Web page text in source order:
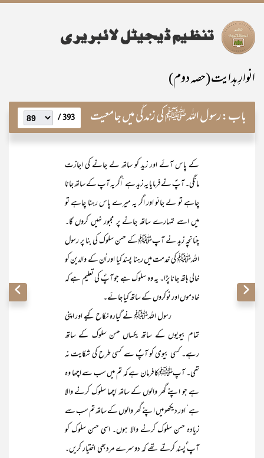
انوارِ ہدایت (حصہ دوم)
باب:رسول اللہ ﷺ کی زندگی میں جامعیت 393 /
کے پاس آئے اور زید کو ساتھ لے جانے کی اجازت
مانگی۔ آپؐ نے فرمایا یہ زید ہے ‘اگر یہ آپ کے ساتھ جانا
چاہے تو لے جائو اور اگر یہ میرے پاس رہنا چاہے تو
میں اسے تمہارے ساتھ جانے پر مجبور نہیں کروں گا۔
چنانچہ زید نے آپﷺکے حسن سلوک کی بنا پر رسول
اللہﷺ کی خدمت میں رہنا پسند کیا اور اُن کے والدین کو
خالی ہاتھ جانا پڑا۔ یہ وہ سلوک ہے جو آپؐ کی تعلیم ہے کہ
خادموں اور نوکروں کے ساتھ کیا جائے۔
رسول اللہﷺ نے گیارہ نکاح کیے اور اپنی
تمام بیویوں کے ساتھ یکساں حسن سلوک کے ساتھ
رہے۔ کسی بیوی کو آپؐ سے کسی طرح کی شکایت نہ
تھی۔ آپﷺکا فرمان ہے کہ تم میں سب سے اچھا وہ
ہے جو اپنے گھر والوں کے ساتھ اچھا سلوک کرنے والا
ہے‘ اور دیکھو میں اپنے گھر والوں کے ساتھ تم سب سے
زیادہ حسن سلوک کرنے والا ہوں۔ اسی حسن سلوک کو
آپ ؐپسند کرتے تھے کہ دوسرے مردبھی اختیار کریں۔